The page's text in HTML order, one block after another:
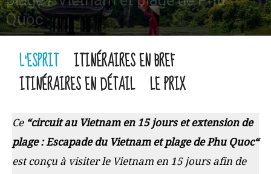
Quoc
L'ESPRIT ITINÉRAIRES EN BREF
ITINÉRAIRES EN DÉTAIL LE PRIX
Ce “circuit au Vietnam en 15 joursetextension de
plage: Escapade du Vietnametplage de Phu Quoc“
est conçu à visiter le Vietnam en 15 jours afin de